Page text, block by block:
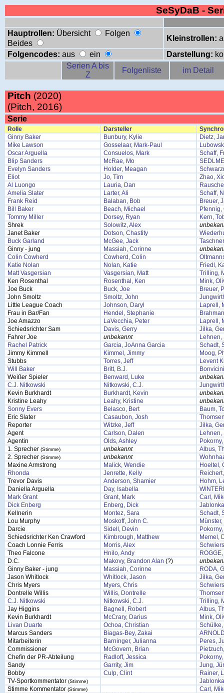
SeSyDaB -
Hauptrollen: Übersicht
Folgen
Beides
Kleinstrollen:
Folgencodes: aus ein Darstellung:
Serien A bis
Z
Folgenliste im Detail
Pitch (2020)
(Pitch, 2016)
Serie
Rolle Darsteller
Ginny Baker
Bunbury, Kylie
Dietz,
Mike Lawson
Gosselaar, Mark-Paul
Oscar Arguella
Consuelos, Mark
Schaff,
Blip Sanders
McRae, Mo
Evelyn Sanders
Holder, Meagan
Eliot
Jo, Tim
Zhao,
Al Luongo
Lauria, Dan
Amelia Slater
Larter, Ali
Schaff,
Frank Reid
Balaban, Bob
Breuer,
Bill Baker
Beach, Michael
Pfennig,
Tommy Miller
Dorsey, Ryan
Kern,
Shrek
Solowitz, Alex
Janet Baker
Dotson, Chastity
Buck Garland
McGee, Jack
Ginny - jung
Massiah, Corinne
Colin Cowherd
Cowherd, Colin
Katie Nolan
Nolan, Katie
Friedl,
Matt Vasgersian
Vasgersian, Matt
Trilling,
Ken Rosenthal
Rosenthal, Ken
Mink,
Joe Buck
Buck, Joe
Breuer,
John Smoltz
Smoltz, John
Little League Coach
Johnson, Daryl
Laprell,
Frau in Bar/Fan
Hendel, Stephanie
Joe Amazzo
LaVecchia, Peter
Laprell,
Schiedsrichter Sam
Davis, Gerry
Jilka,
Fahrer Joe
unbekannt
Lehnen,
Rachel Patrick
Garcia, JoAnna Garcia
Schadt,
Jimmy Kimmell
Kimmel, Jimmy
Moog,
Stubbs
Torres, Jeff
Levent
Will Baker
Britt, B.J.
Weißer Spieler
Benward, Luke
C.J. Nitkowski
Nitkowski, C.J.
Kevin Burkhardt
Burkhardt, Kevin
Kristine Leahy
Leahy, Kristine
Sonny Evers
Belasco, Bert
Baum,
Eric Slater
Casaubon, Josh
Reporter
Witzke, Jeff
Jilka,
Agent
Carlson, Dalen
Lehnen,
Agentin
Olds, Ashley
1. Sprecher (Stimme) unbekannt
Albus,
2. Sprecher (Stimme) unbekannt
Maxine Armstrong
Malick, Wendie
Hoeltel,
Rhonda
Jenrette, Kelly
Trevor Davis
Anderson, Shamier
Hohm,
Daniella Arguella
Day, Isabella
Mark Grant
Grant, Mark
Carl,
Dick Enberg
Enberg, Dick
Kellnerin
Montez, Sara
Schadt,
Lou Murphy
Moskoff, John C.
Darcie
Sidell, Devin
Schiedsrichter Ken Crawford
Kimbrough, Matthew
Memel,
Coach Lonnie Ferris
Morris, Alex
Theo Falcone
Hnilo, Andy
D.C.
Makovy, Brandon Alan (?)
Ginny Baker - jung
Massiah, Corinne
RODA,
Jason Whitlock
Whitlock, Jason
Jilka,
Chris Myers
Myers, Chris
Dontrelle Willis
Willis, Dontrelle
C.J. Nitkowski
Nitkowski, C.J.
Trilling,
Jay Higgins
Bagnell, Robert
Albus,
Kevin Burkhardt
McCrary, Darius
Mink,
Livan Duarte
Ochoa, Christian
Marcus Sanders
Biagas-Bey, Zakai
Mitarbeiterin
Barninger, Julianna
Peres,
Commissioner
McGovern, Brian
Chefin der PR-Abteilung
Radloff, Jessica
Sandy
Garrity, Jim
Jung,
Bobby
Culp, Clint
Rainer,
TV-Sportkommentator (Stimme)
Stimme Kommentator (Stimme)
Carl,